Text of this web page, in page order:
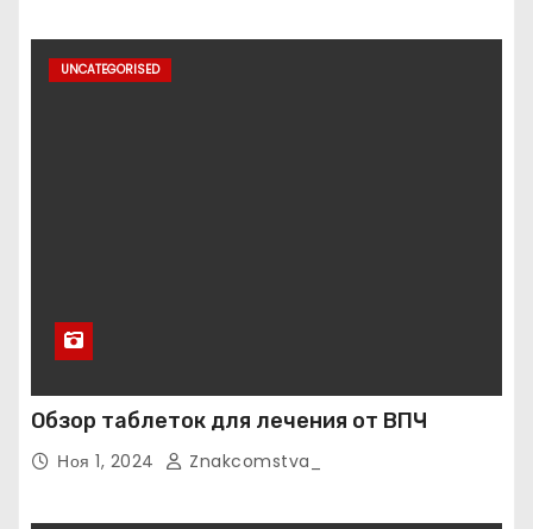
UNCATEGORISED
Обзор таблеток для лечения от ВПЧ
Ноя 1, 2024 Znakcomstva_